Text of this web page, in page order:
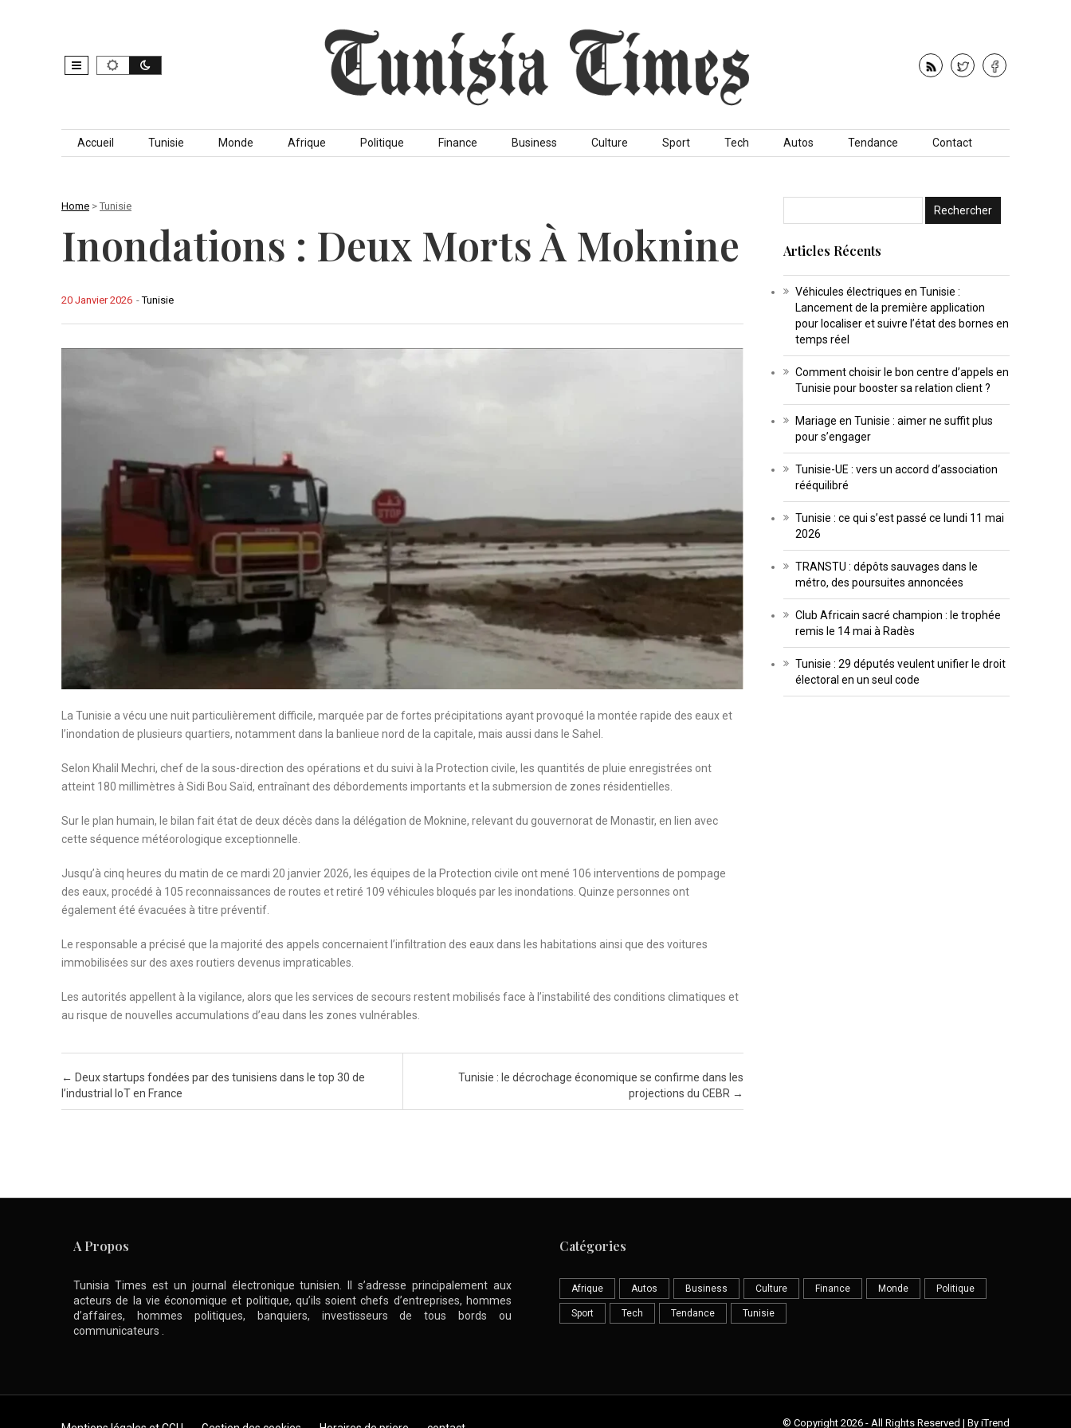
Skip to content
Accueil Tunisie Monde Afrique Politique Finance Business Culture Sport Tech Autos Tendance Contact
Home > Tunisie
Inondations : Deux Morts À Moknine
-Tunisie
20 Janvier 2026
La Tunisie a vécu une nuit particulièrement difficile, marquée par de fortes précipitations ayant provoqué la montée rapide des eaux et
l’inondation de plusieurs quartiers, notamment dans la banlieue nord de la capitale, mais aussi dans le Sahel.
Selon Khalil Mechri, chef de la sous-direction des opérations et du suivi à la Protection civile, les quantités de pluie enregistrées ont
atteint 180 millimètres à Sidi Bou Saïd, entraînant des débordements importants et la submersion de zones résidentielles.
Sur le plan humain, le bilan fait état de deux décès dans la délégation de Moknine, relevant du gouvernorat de Monastir, en lien avec
cette séquence météorologique exceptionnelle.
Jusqu’à cinq heures du matin de ce mardi 20 janvier 2026, les équipes de la Protection civile ont mené 106 interventions de pompage
des eaux, procédé à 105 reconnaissances de routes et retiré 109 véhicules bloqués par les inondations. Quinze personnes ont
également été évacuées à titre préventif.
Le responsable a précisé que la majorité des appels concernaient l’infiltration des eaux dans les habitations ainsi que des voitures
immobilisées sur des axes routiers devenus impraticables.
Les autorités appellent à la vigilance, alors que les services de secours restent mobilisés face à l’instabilité des conditions climatiques et
au risque de nouvelles accumulations d’eau dans les zones vulnérables.
Post navigation
← Deux startups fondées par des tunisiens dans le top 30 de
l’industrial IoT en France
Tunisie : le décrochage économique se confirme dans les
projections du CEBR →
Articles Récents
Véhicules électriques en Tunisie :
Lancement de la première application
pour localiser et suivre l’état des bornes en
temps réel
Comment choisir le bon centre d’appels en
Tunisie pour booster sa relation client ?
Mariage en Tunisie : aimer ne suffit plus
pour s’engager
Tunisie-UE : vers un accord d’association
rééquilibré
Tunisie : ce qui s’est passé ce lundi 11 mai
2026
TRANSTU : dépôts sauvages dans le
métro, des poursuites annoncées
Club Africain sacré champion : le trophée
remis le 14 mai à Radès
Tunisie : 29 députés veulent unifier le droit
électoral en un seul code
A Propos
Tunisia Times est un journal électronique tunisien. Il s’adresse principalement aux
acteurs de la vie économique et politique, qu’ils soient chefs d’entreprises, hommes
d’affaires, hommes politiques, banquiers, investisseurs de tous bords ou
communicateurs .
Catégories
Afrique Autos Business Culture Finance Monde Politique
Sport Tech Tendance Tunisie
Skip to content © Copyright 2026 - All Rights Reserved | By iTrend